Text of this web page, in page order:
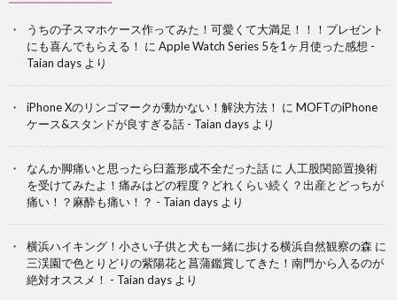
うちの子スマホケース作ってみた！可愛くて大満足！！！プレゼント
にも喜んでもらえる！ に Apple Watch Series 5を1ヶ月使った感想 -
Taian days より
iPhone Xのリンゴマークが動かない！解決方法！ に MOFTのiPhone
ケース&スタンドが良すぎる話 - Taian days より
なんか脚痛いと思ったら臼蓋形成不全だった話 に 人工股関節置換術
を受けてみたよ！痛みはどの程度？どれくらい続く？出産とどっちが
痛い！？麻酔も痛い！？ - Taian days より
横浜ハイキング！小さい子供と犬も一緒に歩ける横浜自然観察の森 に
三渓園で色とりどりの紫陽花と菖蒲鑑賞してきた！南門から入るのが
絶対オススメ！ - Taian days より